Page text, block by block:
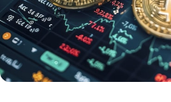
alımlarını
destekledi.